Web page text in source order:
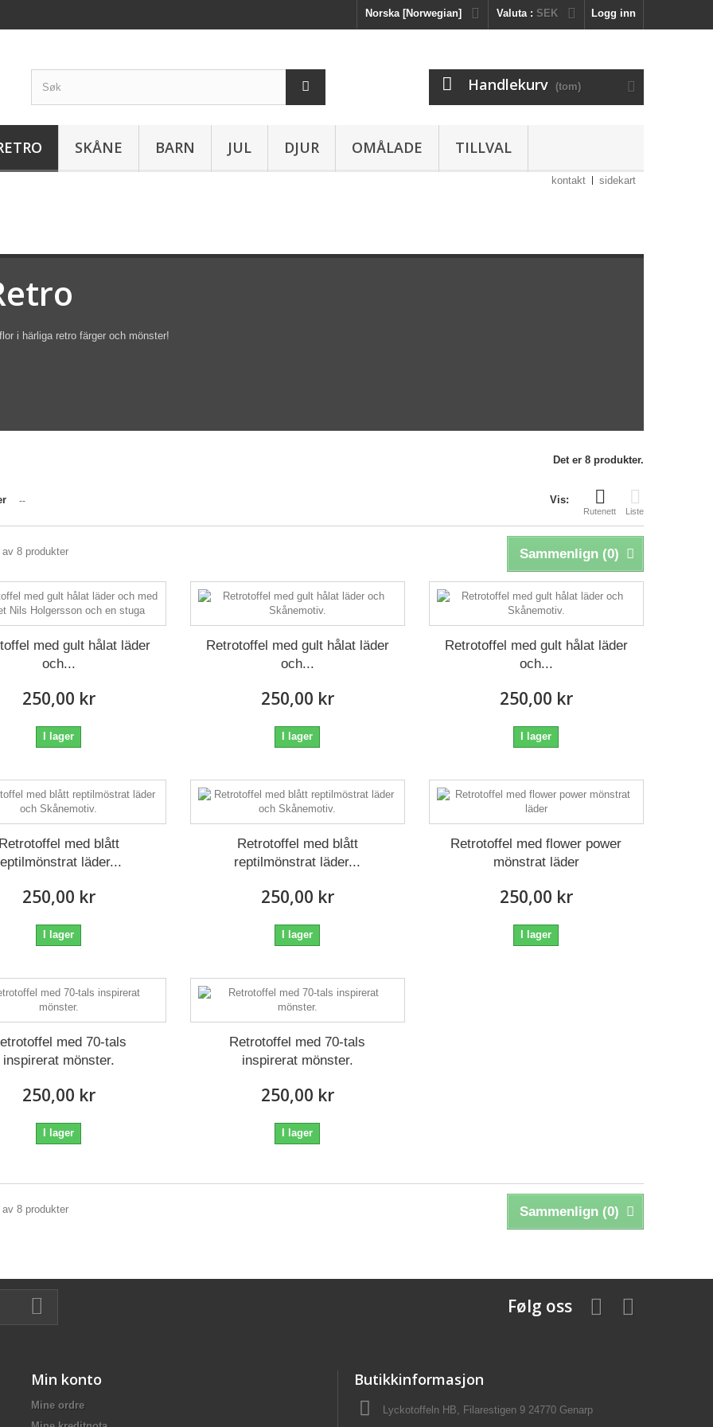
Logg inn
Valuta : SEK
Norska [Norwegian]
Handlekurv (tom)
SKÅNE BARN JUL DJUR OMÅLADE TILLVAL
kontakt sidekart
i härliga retro färger och mönster!
Det er 8 produkter.
Vis:
Rutenett Liste
--
Sammenlign (0)
8 produkter
med gult hålat läder
och...
250,00 kr
I lager
Retrotoffel med gult hålat läder
och...
250,00 kr
I lager
Retrotoffel med gult hålat läder
och...
250,00 kr
I lager
med blått
läder...
250,00 kr
I lager
Retrotoffel med blått
reptilmönstrat läder...
250,00 kr
I lager
Retrotoffel med flower power
mönstrat läder
250,00 kr
I lager
med 70-tals
inspirerat mönster.
250,00 kr
I lager
Retrotoffel med 70-tals
inspirerat mönster.
250,00 kr
I lager
Sammenlign (0)
8 produkter
Følg oss
Min konto
Mine ordre
Butikkinformasjon
Lyckotoffeln HB, Filarestigen 9 24770 Genarp